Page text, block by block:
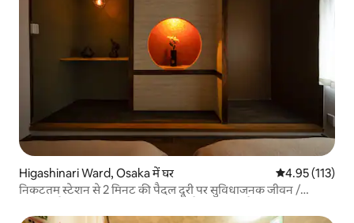
Higashinari Ward, Osaka में घर औसत रेटिंग 5 में से
4.95 (113)
निकटतम स्टेशन से 2 मिनट की पैदल दूरी पर सुविधाजनक जीवन /
मध्य में